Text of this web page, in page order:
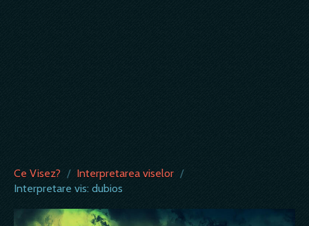
Ce Visez? / Interpretarea viselor /
Interpretare vis: dubios